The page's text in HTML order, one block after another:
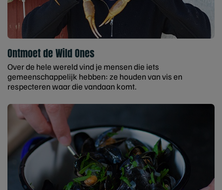
Ontmoet de Wild Ones
Over de hele wereld vind je mensen die iets
gemeenschappelijk hebben: ze houden van vis en
respecteren waar die vandaan komt.